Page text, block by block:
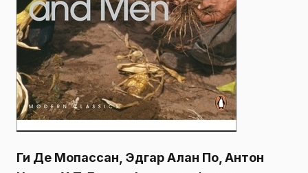
Ги Де Мопассан, Эдгар Алан По, Антон